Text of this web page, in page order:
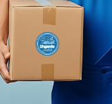
(1570 × 720)
سريعة وسلسة بتردد
يصل إلى 1125
تحت أشعة الشمس)